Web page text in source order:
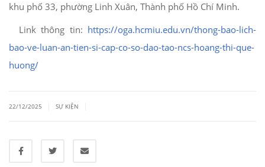
khu phố 33, phường Linh Xuân, Thành phố Hồ Chí Minh.
Link thông tin: https://oga.hcmiu.edu.vn/thong-bao-lich-
bao-ve-luan-an-tien-si-cap-co-so-dao-tao-ncs-hoang-thi-que-
huong/
22/12/2025 SỰ KIỆN